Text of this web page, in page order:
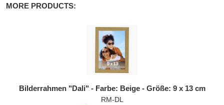
MORE PRODUCTS:
Bilderrahmen "Dali" - Farbe: Beige - Größe: 9 x 13 cm
RM-DL